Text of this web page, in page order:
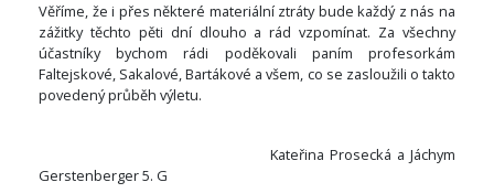
Věříme, že i přes některé materiální ztráty bude každý z nás na
zážitky těchto pěti dní dlouho a rád vzpomínat. Za všechny
účastníky bychom rádi poděkovali paním profesorkám
Faltejskové, Sakalové, Bartákové a všem, co se zasloužili o takto
povedený průběh výletu.
Kateřina Prosecká a Jáchym
Gerstenberger 5. G